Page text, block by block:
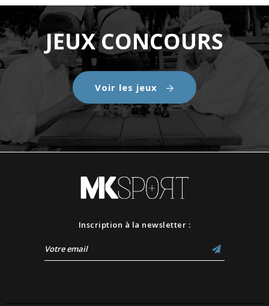
JEUX CONCOURS
Voir les jeux
Inscription à la newsletter :